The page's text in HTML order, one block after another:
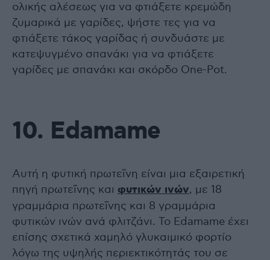
ολικής αλέσεως για να φτιάξετε κρεμώδη
ζυμαρικά με γαρίδες, ψήστε τες για να
φτιάξετε τάκος γαρίδας ή συνδυάστε με
κατεψυγμένο σπανάκι για να φτιάξετε
γαρίδες με σπανάκι και σκόρδο One-Pot.
10. Edamame
Αυτή η φυτική πρωτεΐνη είναι μια εξαιρετική
πηγή πρωτεΐνης και φυτικών ινών, με 18
γραμμάρια πρωτεΐνης και 8 γραμμάρια
φυτικών ινών ανά φλιτζάνι. Το Edamame έχει
επίσης σχετικά χαμηλό γλυκαιμικό φορτίο
λόγω της υψηλής περιεκτικότητάς του σε